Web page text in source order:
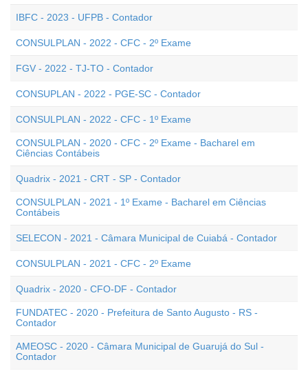
IBFC - 2023 - UFPB - Contador
CONSULPLAN - 2022 - CFC - 2º Exame
FGV - 2022 - TJ-TO - Contador
CONSUPLAN - 2022 - PGE-SC - Contador
CONSULPLAN - 2022 - CFC - 1º Exame
CONSULPLAN - 2020 - CFC - 2º Exame - Bacharel em
Ciências Contábeis
Quadrix - 2021 - CRT - SP - Contador
CONSULPLAN - 2021 - 1º Exame - Bacharel em Ciências
Contábeis
SELECON - 2021 - Câmara Municipal de Cuiabá - Contador
CONSULPLAN - 2021 - CFC - 2º Exame
Quadrix - 2020 - CFO-DF - Contador
FUNDATEC - 2020 - Prefeitura de Santo Augusto - RS -
Contador
AMEOSC - 2020 - Câmara Municipal de Guarujá do Sul -
Contador